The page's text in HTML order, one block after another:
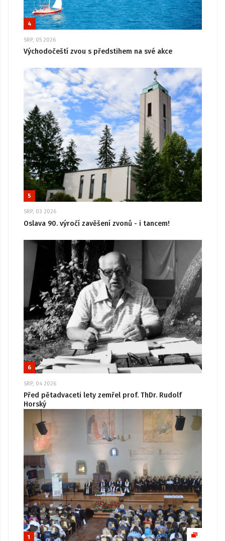
4
SRP, 05 2026
Východočeští zvou s předstihem na své akce
5
SRP, 03 2026
Oslava 90. výročí zavěšení zvonů - i tancem!
6
SRP, 04 2026
Před pětadvaceti lety zemřel prof. ThDr. Rudolf
Horský
1